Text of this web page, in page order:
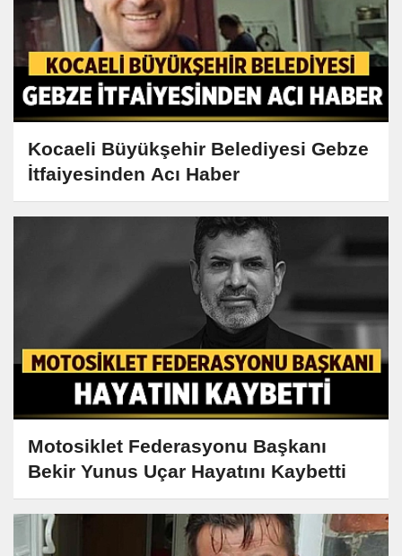
Kocaeli Büyükşehir Belediyesi Gebze
İtfaiyesinden Acı Haber
Motosiklet Federasyonu Başkanı
Bekir Yunus Uçar Hayatını Kaybetti